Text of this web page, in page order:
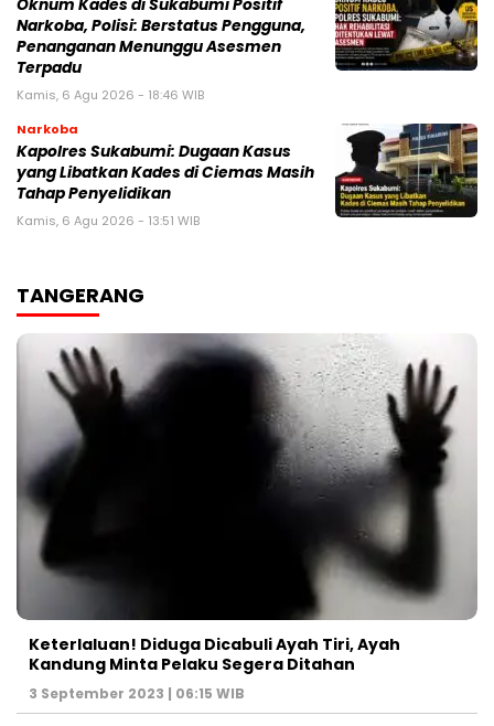
Oknum Kades di Sukabumi Positif
Narkoba, Polisi: Berstatus Pengguna,
Penanganan Menunggu Asesmen
Terpadu
Kamis, 6 Agu 2026 - 18:46 WIB
Narkoba
Kapolres Sukabumi: Dugaan Kasus
yang Libatkan Kades di Ciemas Masih
Tahap Penyelidikan
Kamis, 6 Agu 2026 - 13:51 WIB
TANGERANG
Keterlaluan! Diduga Dicabuli Ayah Tiri, Ayah
Kandung Minta Pelaku Segera Ditahan
3 September 2023 | 06:15 WIB